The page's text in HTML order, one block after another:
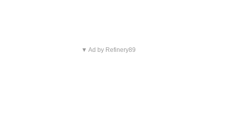
▼ Ad by Refinery89